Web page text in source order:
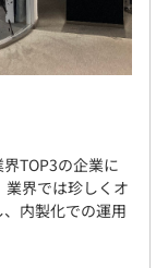
TOP3の企業に
業界では珍しくオ
内製化での運用